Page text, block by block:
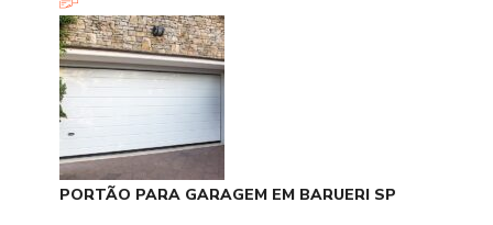
PORTÃO PARA GARAGEM EM BARUERI SP